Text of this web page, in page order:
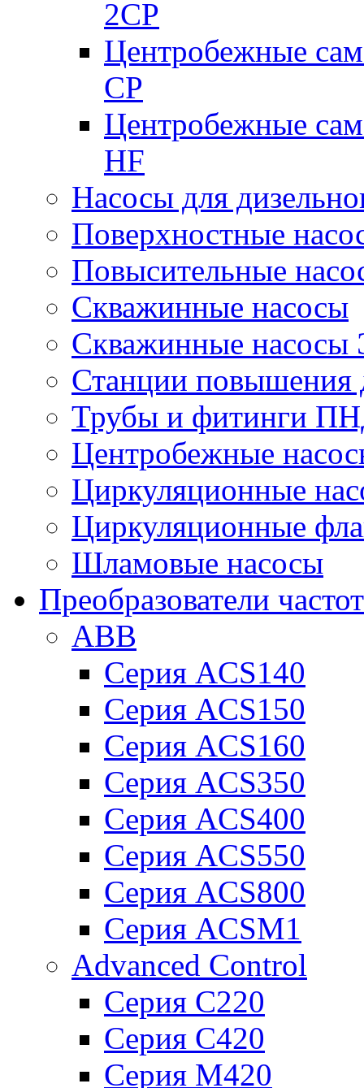
2CP
Центробежные
CP
Центробежные
HF
Насосы для
Поверхностные
Повысительные
Скважинные насосы
Скважинные
Станции повышения
Трубы и фитинги
Центробежные
Циркуляционные
Циркуляционные
Шламовые насосы
Преобразователи
ABB
Серия ACS140
Серия ACS150
Серия ACS160
Серия ACS350
Серия ACS400
Серия ACS550
Серия ACS800
Серия ACSM1
Advanced Control
Серия C220
Серия C420
Серия M420